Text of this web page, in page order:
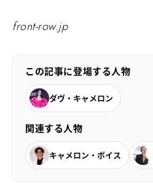
front-row.jp
この記事に登場する人物
ダヴ・キャメロン
関連する人物
キャメロン・ボイス